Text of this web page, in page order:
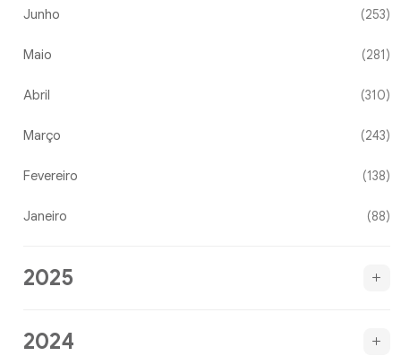
Junho (253)
Maio (281)
Abril (310)
Março (243)
Fevereiro (138)
Janeiro (88)
2025
2024